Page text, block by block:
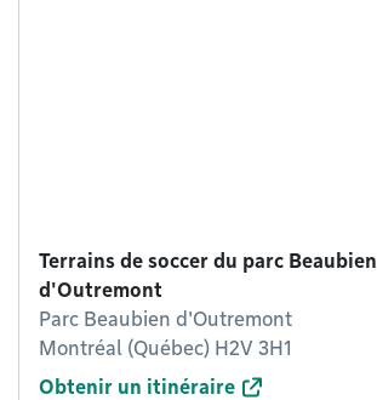
Terrains de soccer du parc Beaubien
d'Outremont
Parc Beaubien d'Outremont
Montréal (Québec) H2V 3H1
Obtenir un itinéraire